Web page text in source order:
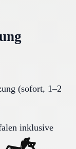
(sofort, 1–2
inklusive